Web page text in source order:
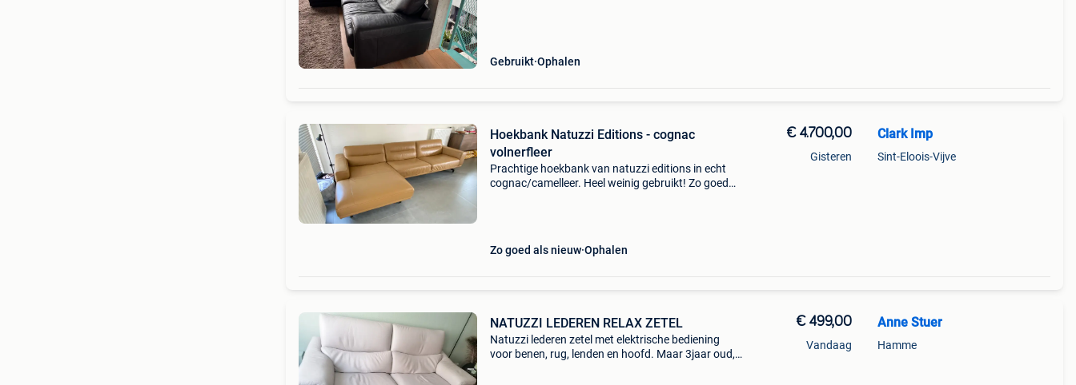
Gebruikt Ophalen
Hoekbank Natuzzi Editions - cognac
volnerfleer
Prachtige hoekbank van natuzzi editions in echt
cognac/camelleer. Heel weinig gebruikt! Zo goed
Zo goed als nieuw Ophalen
€ 4.700,00
Gisteren
Clark Imp
Sint-Eloois-Vijve
NATUZZI LEDEREN RELAX ZETEL
Natuzzi lederen zetel met elektrische bediening
voor benen, rug, lenden en hoofd. Maar 3jaar oud,
€ 499,00
Vandaag
Anne Stuer
Hamme